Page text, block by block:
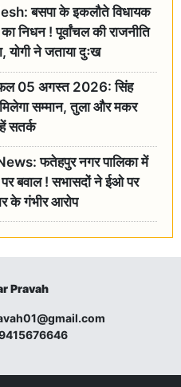
बसपा के इकलौते विधायक
निधन ! पूर्वांचल की राजनीति
योगी ने जताया दुःख
05 अगस्त 2026: सिंह
मिलेगा सम्मान, तुला और मकर
सतर्क
फतेहपुर नगर पालिका में
पर बवाल ! सभासदों ने ईओ पर
के गंभीर आरोप
Pravah